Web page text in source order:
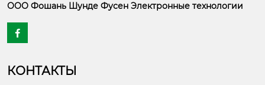
ООО Фошань Шунде Фусен Электронные технологии

КОНТАКТЫ